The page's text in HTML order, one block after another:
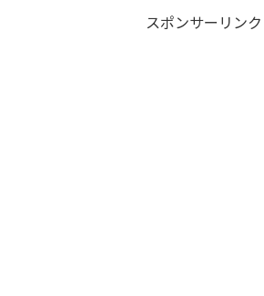
スポンサーリンク